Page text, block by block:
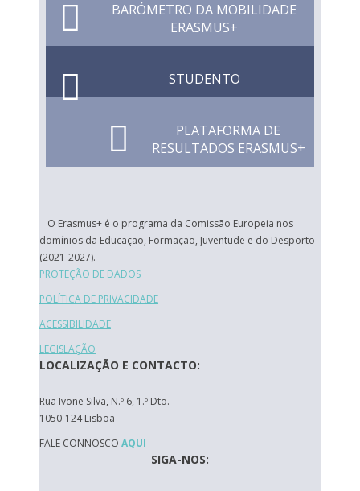
BARÓMETRO DA MOBILIDADE
ERASMUS+
STUDENTO
PLATAFORMA DE
RESULTADOS ERASMUS+
O Erasmus+ é o programa da Comissão Europeia nos
domínios da Educação, Formação, Juventude e do Desporto
(2021-2027).
PROTEÇÃO DE DADOS
POLÍTICA DE PRIVACIDADE
ACESSIBILIDADE
LEGISLAÇÃO
LOCALIZAÇÃO E CONTACTO:
Rua Ivone Silva, N.º 6, 1.º Dto.
1050-124 Lisboa
FALE CONNOSCO AQUI
SIGA-NOS: